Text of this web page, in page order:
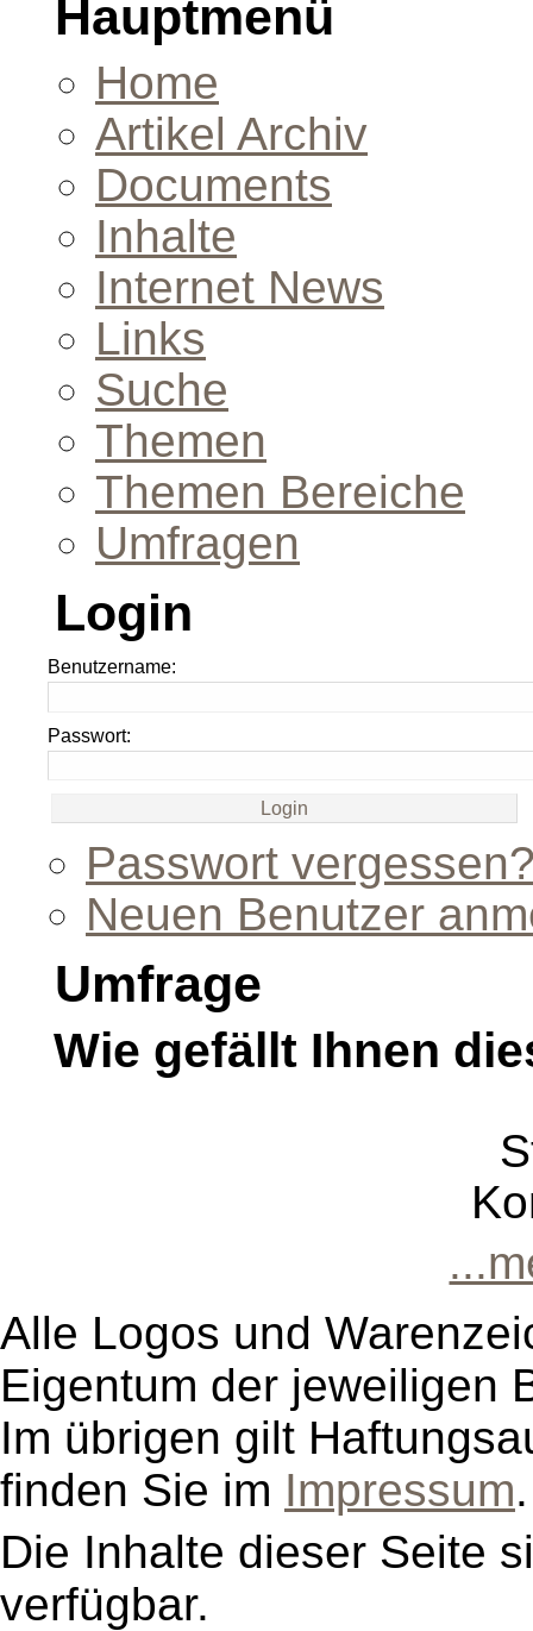
Hauptmenü
Home
Artikel Archiv
Documents
Inhalte
Internet News
Links
Suche
Themen
Themen Bereiche
Umfragen
Login
Benutzername:
Passwort:
Passwort
Neuen Benutzer
Umfrage
Wie gefällt Ihnen
Alle Logos und
Eigentum der jeweiligen
Im übrigen gilt
finden Sie im Impressum.
Die Inhalte dieser Seite
verfügbar.